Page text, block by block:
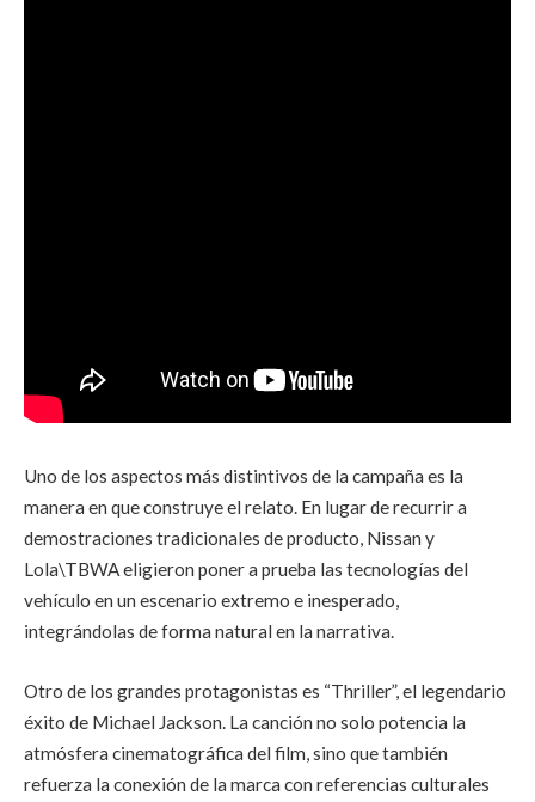
Uno de los aspectos más distintivos de la campaña es la
manera en que construye el relato. En lugar de recurrir a
demostraciones tradicionales de producto, Nissan y
Lola\TBWA eligieron poner a prueba las tecnologías del
vehículo en un escenario extremo e inesperado,
integrándolas de forma natural en la narrativa.
Otro de los grandes protagonistas es “Thriller”, el legendario
éxito de Michael Jackson. La canción no solo potencia la
atmósfera cinematográfica del film, sino que también
refuerza la conexión de la marca con referencias culturales